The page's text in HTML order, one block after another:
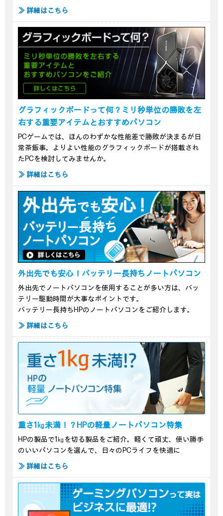
≫ 詳細はこちら
グラフィックボードって何？ミリ秒単位の勝敗を左
右する重要アイテムとおすすめパソコン
PCゲームでは、ほんのわずかな性能差で勝敗が決まるが日
常茶飯事。よりよい性能のグラフィックボードが搭載され
たPCを検討してみませんか。
≫ 詳細はこちら
外出先でも安心！バッテリー長持ちノートパソコン
外出先でノートパソコンを使用することが多い方は、バッ
テリー駆動時間が大事なポイントです。
バッテリー長持ちHPのノートパソコンをご紹介します。
≫ 詳細はこちら
重さ1㎏未満！？HPの軽量ノートパソコン特集
HPの製品で1㎏を切る製品をご紹介。軽くて頑丈、使い勝手
のいいパソコンを選んで、日々のPCライフを快適に
≫ 詳細はこちら